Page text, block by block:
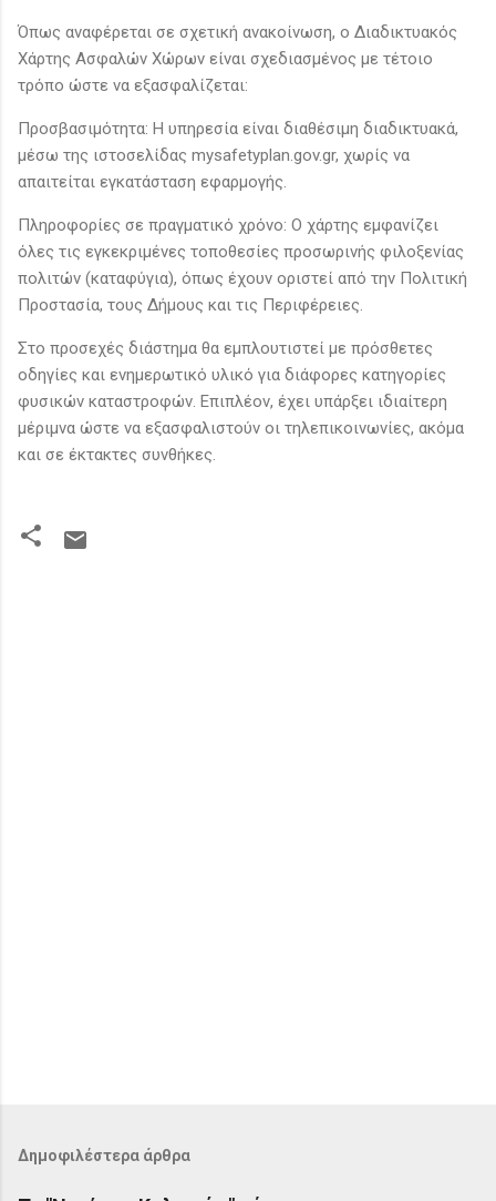
Όπως αναφέρεται σε σχετική ανακοίνωση, ο Διαδικτυακός
Χάρτης Ασφαλών Χώρων είναι σχεδιασμένος με τέτοιο
τρόπο ώστε να εξασφαλίζεται:
Προσβασιμότητα: Η υπηρεσία είναι διαθέσιμη διαδικτυακά,
μέσω της ιστοσελίδας mysafetyplan.gov.gr, χωρίς να
απαιτείται εγκατάσταση εφαρμογής.
Πληροφορίες σε πραγματικό χρόνο: Ο χάρτης εμφανίζει
όλες τις εγκεκριμένες τοποθεσίες προσωρινής φιλοξενίας
πολιτών (καταφύγια), όπως έχουν οριστεί από την Πολιτική
Προστασία, τους Δήμους και τις Περιφέρειες.
Στο προσεχές διάστημα θα εμπλουτιστεί με πρόσθετες
οδηγίες και ενημερωτικό υλικό για διάφορες κατηγορίες
φυσικών καταστροφών. Επιπλέον, έχει υπάρξει ιδιαίτερη
μέριμνα ώστε να εξασφαλιστούν οι τηλεπικοινωνίες, ακόμα
και σε έκτακτες συνθήκες.
Δημοφιλέστερα άρθρα